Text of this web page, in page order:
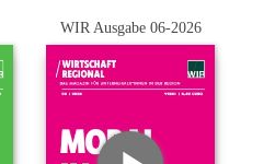
WIR Ausgabe 06-2026